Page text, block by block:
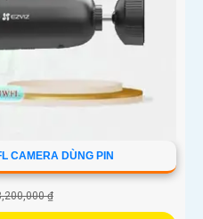
CAMERA DÙNG PIN
₫